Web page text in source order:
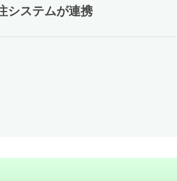
システムが連携